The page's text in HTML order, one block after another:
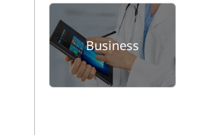
Business